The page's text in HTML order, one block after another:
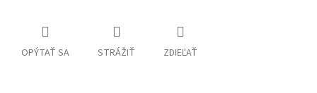
OPÝTAŤ SA STRÁŽIŤ ZDIEĽAŤ